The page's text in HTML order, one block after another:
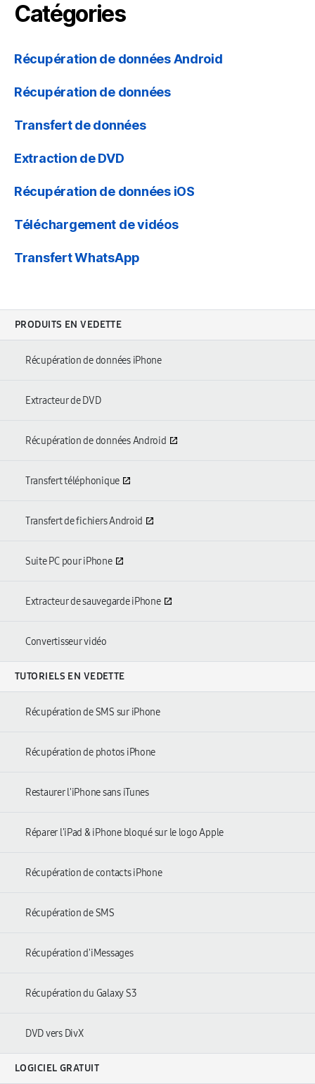
Catégories
Récupération de données Android
Récupération de données
Transfert de données
Extraction de DVD
Récupération de données iOS
Téléchargement de vidéos
Transfert WhatsApp
PRODUITS EN VEDETTE
Récupération de données iPhone
Extracteur de DVD
Récupération de données Android
Transfert téléphonique
Transfert de fichiers Android
Suite PC pour iPhone
Extracteur de sauvegarde iPhone
Convertisseur vidéo
TUTORIELS EN VEDETTE
Récupération de SMS sur iPhone
Récupération de photos iPhone
Restaurer l'iPhone sans iTunes
Réparer l'iPad & iPhone bloqué sur le logo Apple
Récupération de contacts iPhone
Récupération de SMS
Récupération d'iMessages
Récupération du Galaxy S3
DVD vers DivX
LOGICIEL GRATUIT